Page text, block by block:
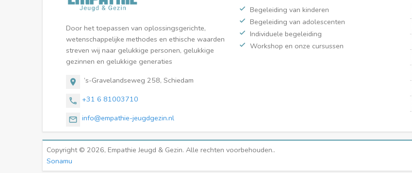
Door het toepassen van oplossingsgerichte,
wetenschappelijke methodes en ethische waarden
streven wij naar gelukkige personen, gelukkige
gezinnen en gelukkige generaties
location_on ‘s-Gravelandseweg 258, Schiedam
call +31 6 81003710
email info@empathie-jeugdgezin.nl
Begeleiding van kinderen
Begeleiding van adolescenten
Individuele begeleiding
Workshop en onze cursussen
Copyright © 2026, Empathie Jeugd & Gezin. Alle rechten voorbehouden..
Sonamu